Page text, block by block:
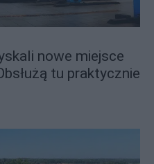
nowe miejsce
tu praktycznie